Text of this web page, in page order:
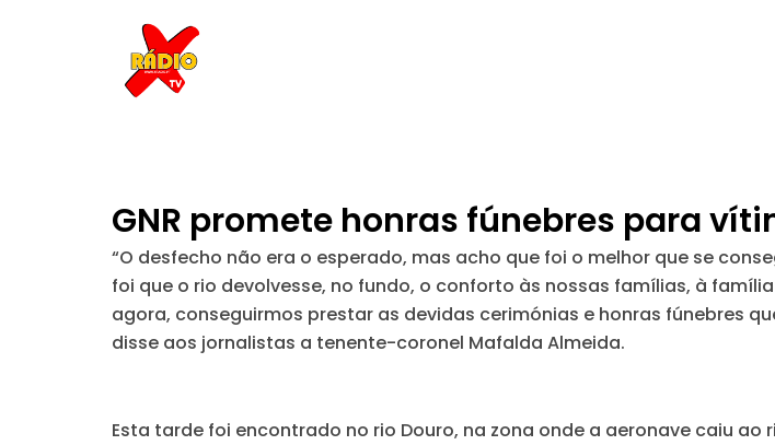
GNR promete honras fúnebres para
“O desfecho não era o esperado, mas acho que foi o melhor que se
foi que o rio devolvesse, no fundo, o conforto às nossas famílias, à
agora, conseguirmos prestar as devidas cerimónias e honras fúnebres
disse aos jornalistas a tenente-coronel Mafalda Almeida.
Esta tarde foi encontrado no rio Douro, na zona onde a aeronave caiu